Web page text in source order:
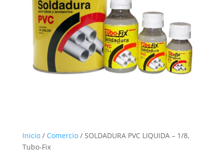
Inicio/ Comercio/ SOLDADURA PVC LIQUIDA – 1/8,
Tubo-Fix